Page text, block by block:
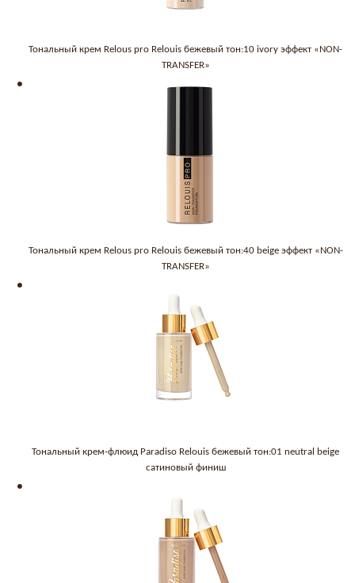
Тональный крем Relous pro Relouis бежевый тон:10 ivory эффект «NON-
TRANSFER»
Тональный крем Relous pro Relouis бежевый тон:40 beige эффект «NON-
TRANSFER»
Тональный крем-флюид Paradiso Relouis бежевый тон:01 neutral beige
сатиновый финиш